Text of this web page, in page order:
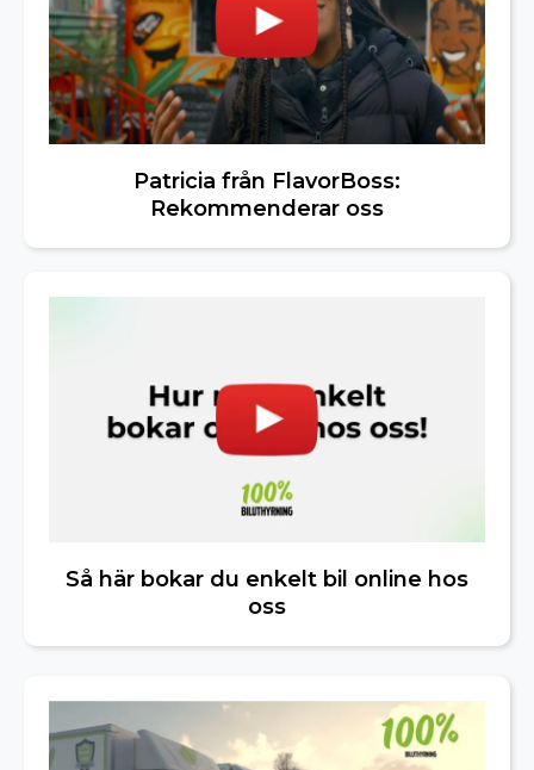
Patricia från FlavorBoss:
Rekommenderar oss
Så här bokar du enkelt bil online hos
oss